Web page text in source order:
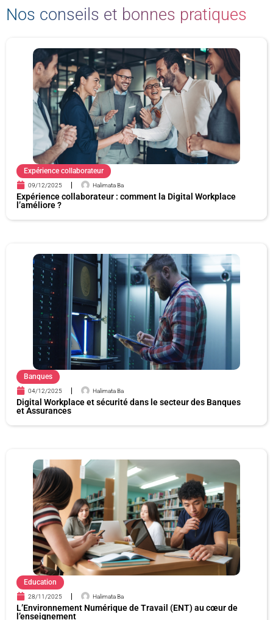
Nos conseils et bonnes pratiques
Expérience collaborateur
09/12/2025 Halimata Ba
Expérience collaborateur : comment la Digital Workplace
l’améliore ?
Banques
04/12/2025 Halimata Ba
Digital Workplace et sécurité dans le secteur des Banques
et Assurances
Education
28/11/2025 Halimata Ba
L’Environnement Numérique de Travail (ENT) au cœur de
l’enseignement
a
g
g
e
g
e
a
g
e
g
e